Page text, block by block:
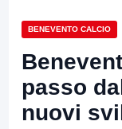
BENEVENTO CALCIO
passo
nuovi